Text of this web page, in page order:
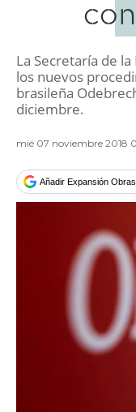
La Secretaría de
los nuevos
brasileña
diciembre.
mié 07 noviembre 2018
Añadir Expansión